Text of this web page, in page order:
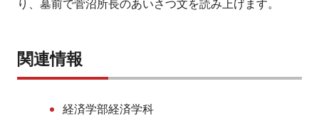
り、墓前で菅沼所長のあいさつ文を読み上げます。
関連情報
経済学部経済学科